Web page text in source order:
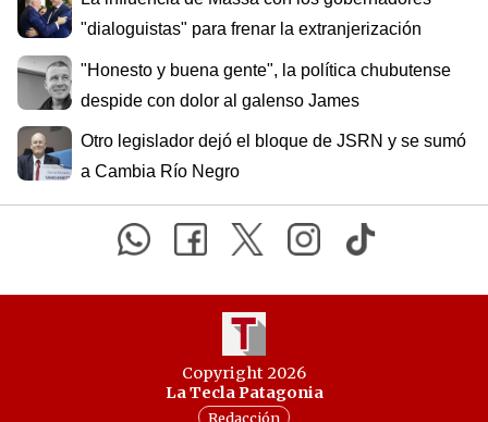
"dialoguistas" para frenar la extranjerización
"Honesto y buena gente", la política chubutense
despide con dolor al galenso James
Otro legislador dejó el bloque de JSRN y se sumó
a Cambia Río Negro
Copyright 2026
La Tecla Patagonia
Redacción